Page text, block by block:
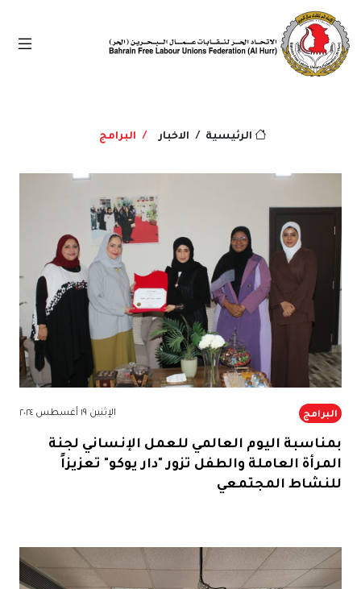
الرئيسية الاخبار البرامج
البرامج الإثنين ١٩ أغسطس ٢٠٢٤
بمناسبة اليوم العالمي للعمل الإنساني لجنة
المرأة العاملة والطفل تزور "دار يوكو" تعزيزاً
للنشاط المجتمعي